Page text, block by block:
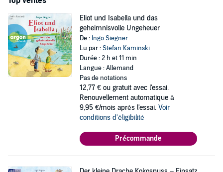
Eliot und Isabella und das
geheimnisvolle Ungeheuer
De : Ingo Siegner
Lu par :Stefan Kaminski
Durée : 2 h et 11 min
Langue : Allemand
Pas de notations
12,77 € ou gratuit avec l'essai.
Renouvellement automatique à
9,95 €/mois après l'essai. Voir
conditions d'éligibilité
Précommande